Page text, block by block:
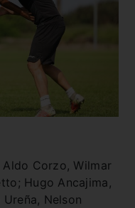
Corzo, Wilmar
Hugo Ancajima,
Nelson